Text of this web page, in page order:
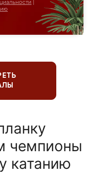
чемпионы
катанию